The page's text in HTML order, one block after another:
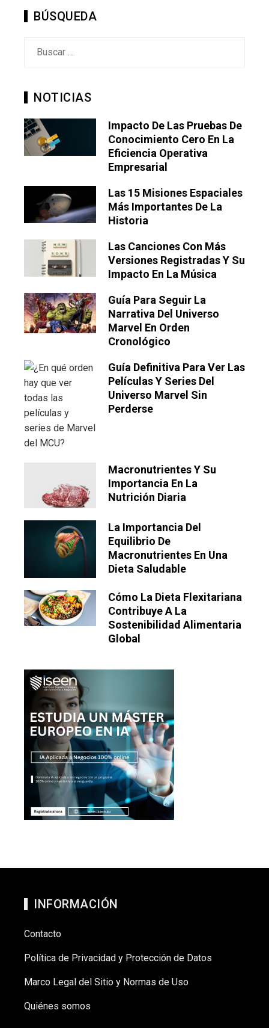
BÚSQUEDA
NOTICIAS
Impacto De Las Pruebas De
Conocimiento Cero En La
Eficiencia Operativa
Empresarial
Las 15 Misiones Espaciales
Más Importantes De La
Historia
Las Canciones Con Más
Versiones Registradas Y Su
Impacto En La Música
Guía Para Seguir La
Narrativa Del Universo
Marvel En Orden
Cronológico
Guía Definitiva Para Ver Las
Películas Y Series Del
Universo Marvel Sin
Perderse
Macronutrientes Y Su
Importancia En La
Nutrición Diaria
La Importancia Del
Equilibrio De
Macronutrientes En Una
Dieta Saludable
Cómo La Dieta Flexitariana
Contribuye A La
Sostenibilidad Alimentaria
Global
INFORMACIÓN
Contacto
Política de Privacidad y Protección de Datos
Marco Legal del Sitio y Normas de Uso
Quiénes somos